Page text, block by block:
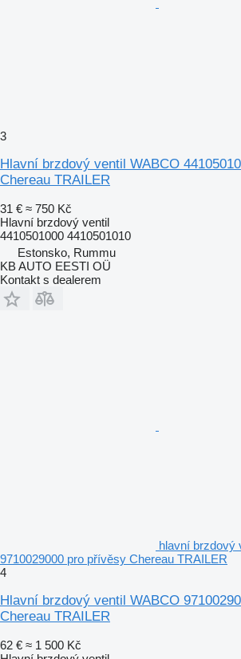
3
Hlavní brzdový ventil WABCO
Chereau TRAILER
31 € ≈ 750 Kč
Hlavní brzdový ventil
4410501000 4410501010
Estonsko, Rummu
KB AUTO EESTI OÜ
Kontakt s dealerem
hlavní brzdový
9710029000 pro přívěsy Chereau TRAILER
4
Hlavní brzdový ventil WABCO
Chereau TRAILER
62 € ≈ 1 500 Kč